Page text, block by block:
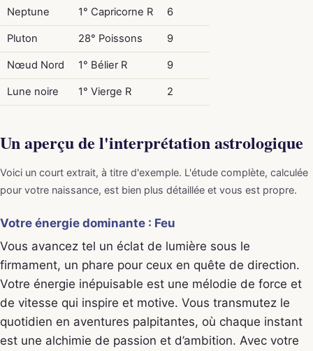
Neptune 1° Capricorne R 6
Pluton 28° Poissons 9
Nœud Nord 1° Bélier R 9
Lune noire 1° Vierge R 2
Un aperçu de l'interprétation astrologique
Voici un court extrait, à titre d'exemple. L'étude complète, calculée
pour votre naissance, est bien plus détaillée et vous est propre.
Votre énergie dominante : Feu
Vous avancez tel un éclat de lumière sous le
firmament, un phare pour ceux en quête de direction.
Votre énergie inépuisable est une mélodie de force et
de vitesse qui inspire et motive. Vous transmutez le
quotidien en aventures palpitantes, où chaque instant
est une alchimie de passion et d’ambition. Avec votre